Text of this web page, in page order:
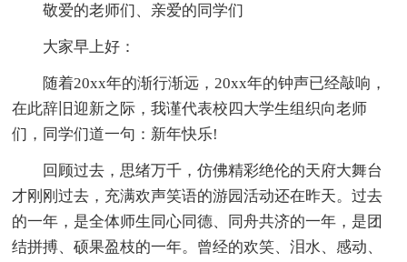
敬爱的老师们、亲爱的同学们
大家早上好：
随着20xx年的渐行渐远，20xx年的钟声已经敲响，
在此辞旧迎新之际，我谨代表校四大学生组织向老师
们，同学们道一句：新年快乐!
回顾过去，思绪万千，仿佛精彩绝伦的天府大舞台
才刚刚过去，充满欢声笑语的游园活动还在昨天。过去
的一年，是全体师生同心同德、同舟共济的一年，是团
结拼搏、硕果盈枝的一年。曾经的欢笑、泪水、感动、